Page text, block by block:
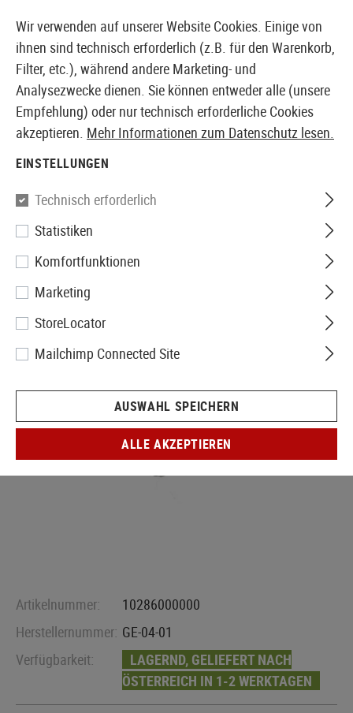
EUROPÄISCHER AIRSOFT SHOP & GROßHÄNDLER
Guarder
Aluminum Ventilation Piston
Head
Artikelnummer:
10286000000
Herstellernummer: GE-04-01
Verfügbarkeit:
LAGERND, GELIEFERT NACH
ÖSTERREICH IN 1-2 WERKTAGEN
Wir verwenden auf unserer Website Cookies. Einige von
ihnen sind technisch erforderlich (z.B. für den Warenkorb,
Filter, etc.), während andere Marketing- und
Analysezwecke dienen. Sie können entweder alle (unsere
Empfehlung) oder nur technisch erforderliche Cookies
akzeptieren. Mehr Informationen zum Datenschutz lesen.
EINSTELLUNGEN
Technisch erforderlich
Statistiken
Komfortfunktionen
Marketing
StoreLocator
Mailchimp Connected Site
AUSWAHL SPEICHERN
ALLE AKZEPTIEREN